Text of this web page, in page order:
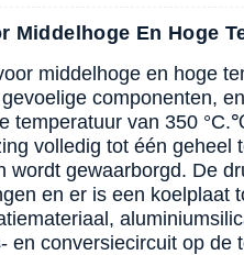
Middelhoge En Hoge
middelhoge en hoge
componenten,
temperatuur van 350 °C.
volledig tot één
wordt gewaarborgd. De
en er is een koelplaat
en conversiecircuit op de